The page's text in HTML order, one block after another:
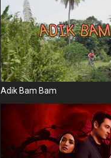
Adik Bam Bam